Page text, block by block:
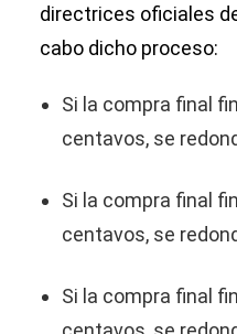
directrices oficiales
cabo dicho proceso:
Si la compra final
centavos, se
Si la compra final
centavos, se
Si la compra final